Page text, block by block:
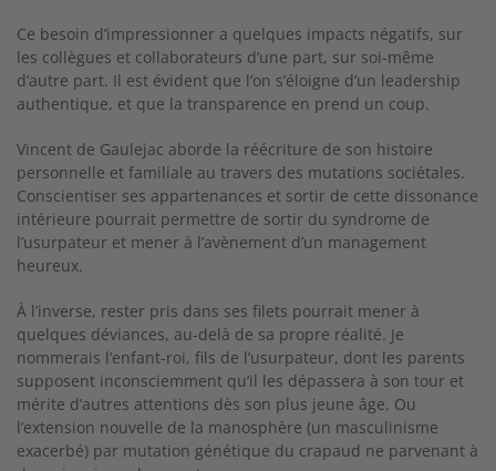
Ce besoin d’impressionner a quelques impacts négatifs, sur
les collègues et collaborateurs d’une part, sur soi-même
d’autre part. Il est évident que l’on s’éloigne d’un leadership
authentique, et que la transparence en prend un coup.
Vincent de Gaulejac aborde la réécriture de son histoire
personnelle et familiale au travers des mutations sociétales.
Conscientiser ses appartenances et sortir de cette dissonance
intérieure pourrait permettre de sortir du syndrome de
l’usurpateur et mener à l’avènement d’un management
heureux.
À l’inverse, rester pris dans ses filets pourrait mener à
quelques déviances, au-delà de sa propre réalité. Je
nommerais l’enfant-roi, fils de l’usurpateur, dont les parents
supposent inconsciemment qu’il les dépassera à son tour et
mérite d’autres attentions dès son plus jeune âge. Ou
l’extension nouvelle de la manosphère (un masculinisme
exacerbé) par mutation génétique du crapaud ne parvenant à